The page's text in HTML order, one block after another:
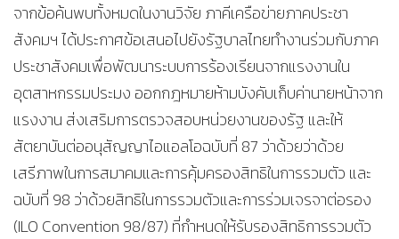
จากข้อค้นพบทั้งหมดในงานวิจัย ภาคีเครือข่ายภาคประชา
สังคมฯ ได้ประกาศข้อเสนอไปยังรัฐบาลไทยทำงานร่วมกับภาค
ประชาสังคมเพื่อพัฒนาระบบการร้องเรียนจากแรงงานใน
อุตสาหกรรมประมง ออกกฎหมายห้ามบังคับเก็บค่านายหน้าจาก
แรงงาน ส่งเสริมการตรวจสอบหน่วยงานของรัฐ และให้
สัตยาบันต่ออนุสัญญาไอแอลโอฉบับที่ 87 ว่าด้วยว่าด้วย
เสรีภาพในการสมาคมและการคุ้มครองสิทธิในการรวมตัว และ
ฉบับที่ 98 ว่าด้วยสิทธิในการรวมตัวและการร่วมเจรจาต่อรอง
(ILO Convention 98/87) ที่กำหนดให้รับรองสิทธิการรวมตัว